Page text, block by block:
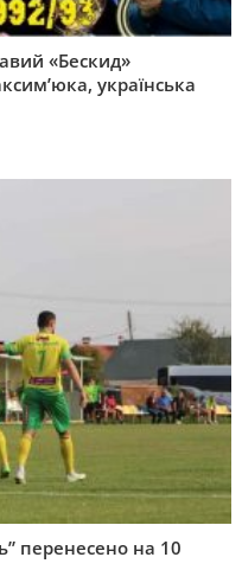
«Бескид»
українська
перенесено на 10